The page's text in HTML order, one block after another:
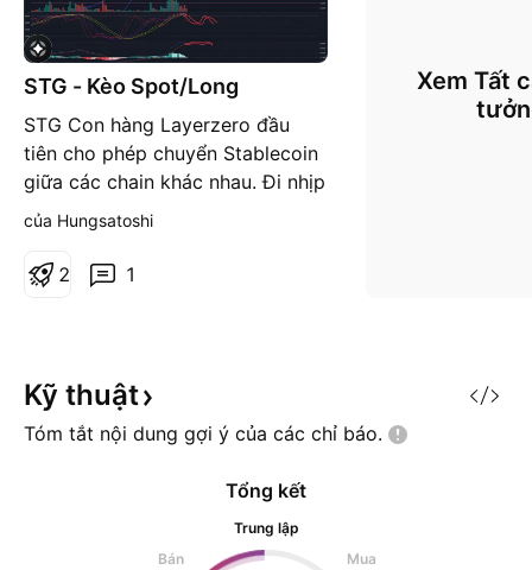
STG - Kèo Spot/Long
STG Con hàng Layerzero đầu
tiên cho phép chuyển Stablecoin
giữa các chain khác nhau. Đi nhịp
tăng đầu tiên Đã gọi vốn 125tr$
dài ở đó 2 tháng (đủ để MM gom
thấy cầu tăng mạnh.
của Hungsatoshi
1
2
Xem Tất
Kỹ thuật
Tóm tắt nội dung gợi ý của các chỉ báo.
Tổng kết
Trung lập
Bán
Mua